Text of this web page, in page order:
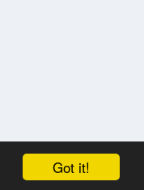
Got it!